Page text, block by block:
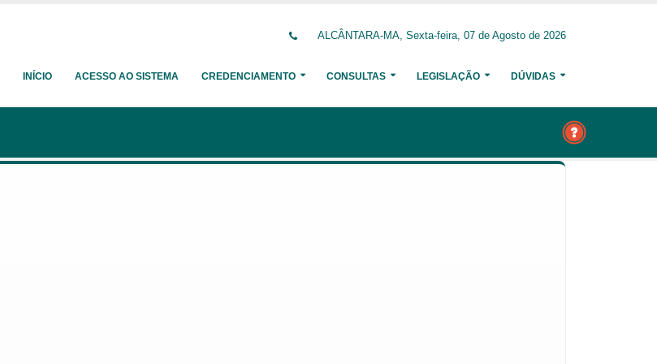
ALCÂNTARA-MA, Sexta-feira, 07 de Agosto de 2026
INÍCIO ACESSO AO SISTEMA CREDENCIAMENTO CONSULTAS LEGISLAÇÃO DÚVIDAS